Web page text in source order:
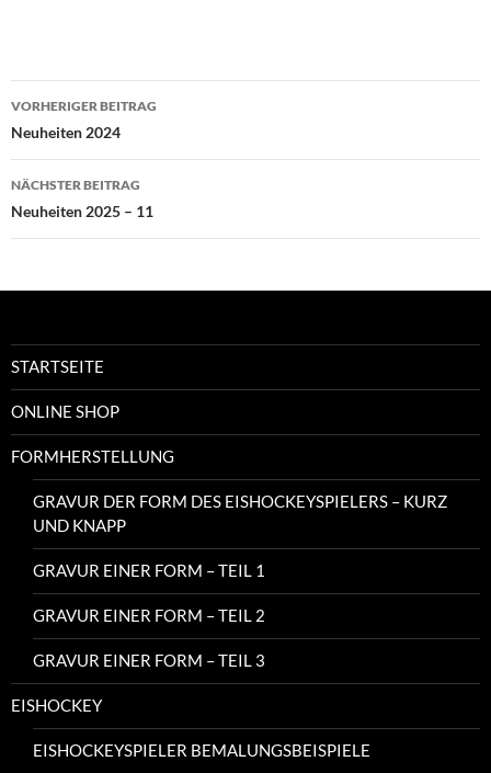
Beitragsnavigation
VORHERIGER BEITRAG
Neuheiten 2024
NÄCHSTER BEITRAG
Neuheiten 2025 – 11
STARTSEITE
ONLINE SHOP
FORMHERSTELLUNG
GRAVUR DER FORM DES EISHOCKEYSPIELERS – KURZ
UND KNAPP
GRAVUR EINER FORM – TEIL 1
GRAVUR EINER FORM – TEIL 2
GRAVUR EINER FORM – TEIL 3
EISHOCKEY
EISHOCKEYSPIELER BEMALUNGSBEISPIELE